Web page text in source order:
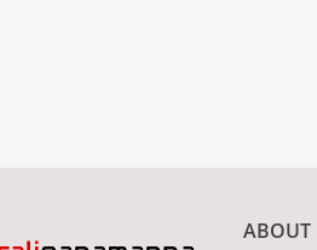
ABOUT